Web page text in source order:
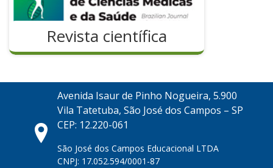
Revista científica
Avenida Isaur de Pinho Nogueira, 5.900
Vila Tatetuba, São José dos Campos – SP
CEP: 12.220-061
São José dos Campos Educacional LTDA
CNPJ: 17.052.594/0001-87